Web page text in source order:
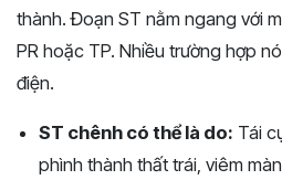
thành. Đoạn ST nằm ngang với
PR hoặc TP. Nhiều trường hợp
điện.
ST chênh có thể là do: Tái
phình thành thất trái, viêm